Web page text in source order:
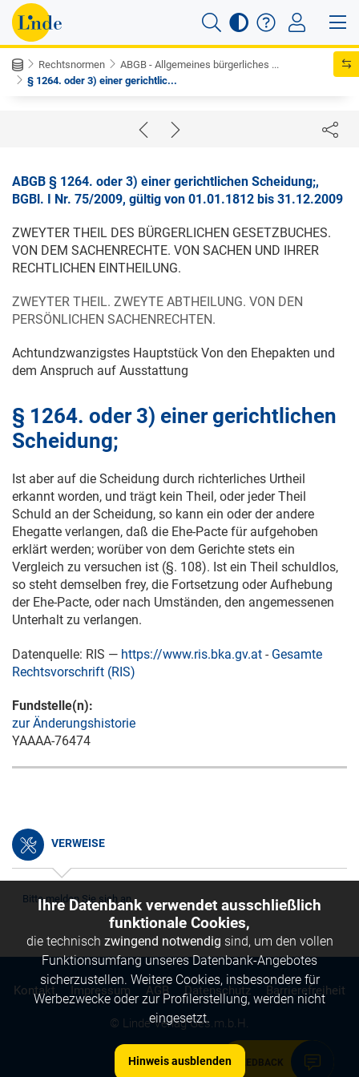
Rechtsnormen
ABGB - Allgemeines bürgerliches ...
§ 1264. oder 3) einer gerichtlic...
FEEDBACK
ABGB § 1264. oder 3) einer gerichtlichen Scheidung;,
BGBl. I Nr. 75/2009, gültig von 01.01.1812 bis 31.12.2009
ZWEYTER THEIL DES BÜRGERLICHEN GESETZBUCHES.
VON DEM SACHENRECHTE. VON SACHEN UND IHRER
RECHTLICHEN EINTHEILUNG.
ZWEYTER THEIL. ZWEYTE ABTHEILUNG. VON DEN
PERSÖNLICHEN SACHENRECHTEN.
Achtundzwanzigstes Hauptstück Von den Ehepakten und
dem Anspruch auf Ausstattung
§ 1264. oder 3) einer gerichtlichen
Scheidung;
Ist aber auf die Scheidung durch richterliches Urtheil
erkannt worden, und trägt kein Theil, oder jeder Theil
Schuld an der Scheidung, so kann ein oder der andere
Ehegatte verlangen, daß die Ehe-Pacte für aufgehoben
erklärt werden; worüber von dem Gerichte stets ein
Vergleich zu versuchen ist (§. 108). Ist ein Theil schuldlos,
so steht demselben frey, die Fortsetzung oder Aufhebung
der Ehe-Pacte, oder nach Umständen, den angemessenen
Unterhalt zu verlangen.
Datenquelle: RIS — https://www.ris.bka.gv.at - Gesamte
Rechtsvorschrift (RIS)
Fundstelle(n):
zur Änderungshistorie
YAAAA-76474
VERWEISE
Bitte melden Sie sich an.
© Linde Verlag Ges.m.b.H.
Kontakt Impressum AGB Datenschutz Barrierefreiheit
Ihre Datenbank verwendet ausschließlich
funktionale Cookies,
die technisch zwingend notwendig sind, um den vollen
Funktionsumfang unseres Datenbank-Angebotes
sicherzustellen. Weitere Cookies, insbesondere für
Werbezwecke oder zur Profilerstellung, werden nicht
eingesetzt.
Hinweis ausblenden